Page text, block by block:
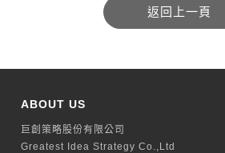
ABOUT US
巨創策略股份有限公司
Greatest Idea Strategy Co.,Ltd